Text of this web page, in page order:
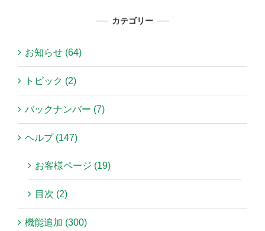
カテゴリー
お知らせ (64)
トピック (2)
バックナンバー (7)
ヘルプ (147)
お客様ページ (19)
目次 (2)
機能追加 (300)